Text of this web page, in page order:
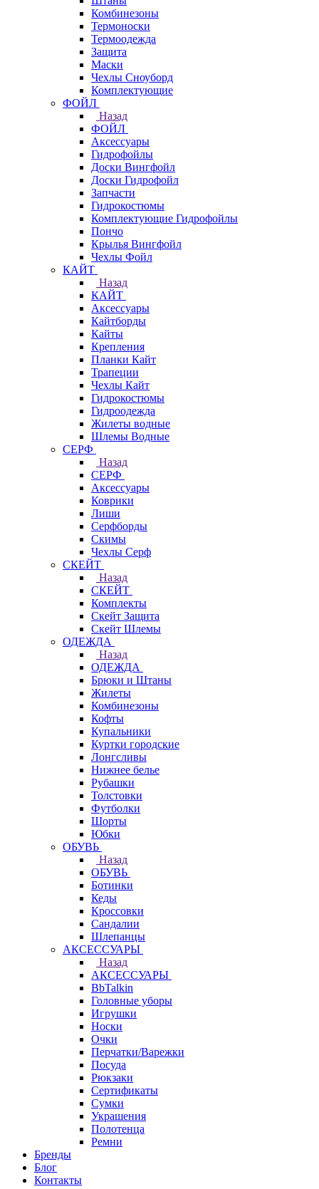
Комбинезоны
Термоноски
Термоодежда
Защита
Маски
Чехлы Сноуборд
Комплектующие
ФОЙЛ
Назад
ФОЙЛ
Аксессуары
Гидрофойлы
Доски Вингфойл
Доски Гидрофойл
Запчасти
Гидрокостюмы
Комплектующие Гидрофойлы
Пончо
Крылья Вингфойл
Чехлы Фойл
КАЙТ
Назад
КАЙТ
Аксессуары
Кайтборды
Кайты
Крепления
Планки Кайт
Трапеции
Чехлы Кайт
Гидрокостюмы
Гидроодежда
Жилеты водные
Шлемы Водные
СЕРФ
Назад
СЕРФ
Аксессуары
Коврики
Лиши
Серфборды
Скимы
Чехлы Cерф
СКЕЙТ
Назад
СКЕЙТ
Комплекты
Скейт Защита
Скейт Шлемы
ОДЕЖДА
Назад
ОДЕЖДА
Брюки и Штаны
Жилеты
Комбинезоны
Кофты
Купальники
Куртки городские
Лонгсливы
Нижнее белье
Рубашки
Толстовки
Футболки
Шорты
Юбки
ОБУВЬ
Назад
ОБУВЬ
Ботинки
Кеды
Кроссовки
Сандалии
Шлепанцы
АКСЕССУАРЫ
Назад
АКСЕССУАРЫ
BbTalkin
Головные уборы
Игрушки
Носки
Очки
Перчатки/Варежки
Посуда
Рюкзаки
Сертификаты
Сумки
Украшения
Полотенца
Ремни
Бренды
Блог
Контакты